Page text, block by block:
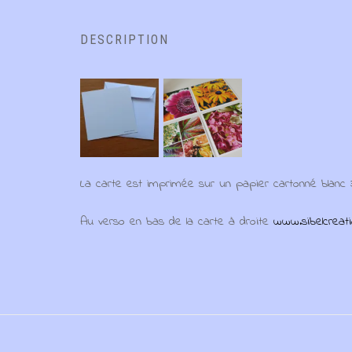
DESCRIPTION
La carte est imprimée sur un papier cartonné blanc
Au verso en bas de la carte à droite